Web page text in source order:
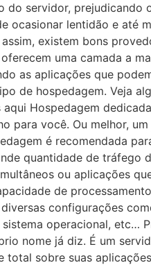
do servidor, prejudicando
ocasionar lentidão e até
existem bons
uma camada a
as aplicações que
de hospedagem. Veja
Hospedagem
para você. Ou melhor, um
é recomendada
quantidade de tráfego
ou aplicações
de
configurações
operacional, etc…
nome já diz. É um
total sobre suas